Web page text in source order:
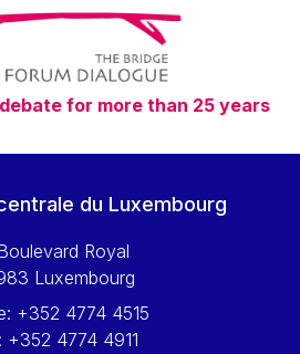
da Silva Caldeira
for more than 25 years
du Luxembourg
Royal
Luxembourg
+352 4774 4515
+352 4774 4911